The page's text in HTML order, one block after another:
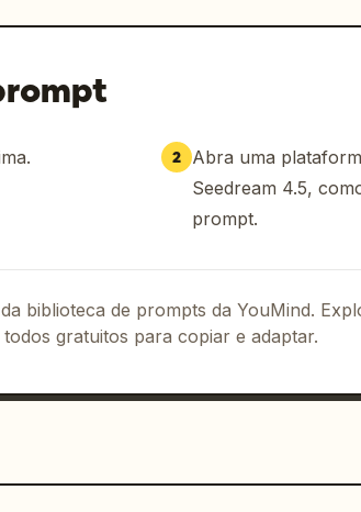
2 Abra uma
Seedream 4.5,
prompt.
biblioteca de prompts da YouMind.
gratuitos para copiar e adaptar.